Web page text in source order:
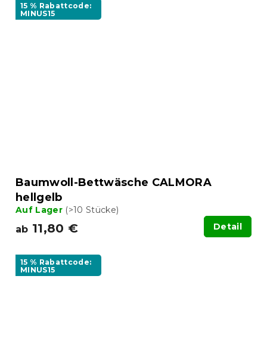
15 % Rabattcode:
MINUS15
Baumwoll-Bettwäsche CALMORA
hellgelb
Auf Lager (>10 Stücke)
ab 11,80 € Detail
15 % Rabattcode:
MINUS15